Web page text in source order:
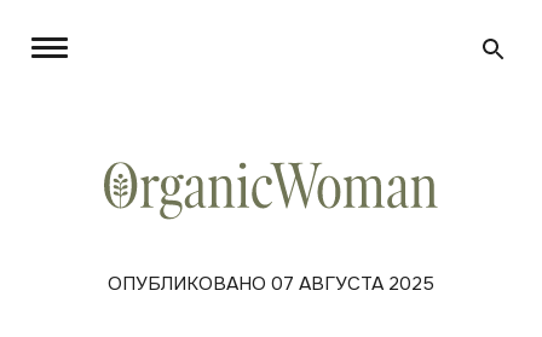
ОПУБЛИКОВАНО 07 АВГУСТА 2025